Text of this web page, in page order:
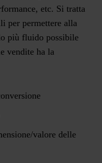
etc. Si tratta
per permettere alla
più fluido possibile
vendite ha la
valore delle